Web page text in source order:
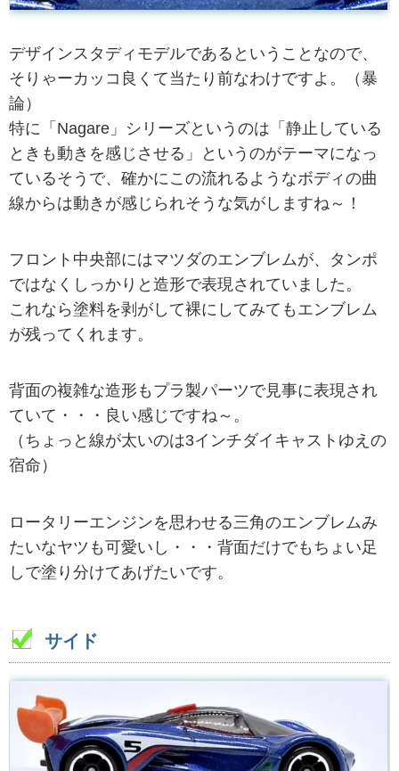
デザインスタディモデルであるということなので、
そりゃーカッコ良くて当たり前なわけですよ。（暴
論）
特に「Nagare」シリーズというのは「静止している
ときも動きを感じさせる」というのがテーマになっ
ているそうで、確かにこの流れるようなボディの曲
線からは動きが感じられそうな気がしますね～！
フロント中央部にはマツダのエンブレムが、タンポ
ではなくしっかりと造形で表現されていました。
これなら塗料を剥がして裸にしてみてもエンブレム
が残ってくれます。
背面の複雑な造形もプラ製パーツで見事に表現され
ていて・・・良い感じですね～。
（ちょっと線が太いのは3インチダイキャストゆえの
宿命）
ロータリーエンジンを思わせる三角のエンブレムみ
たいなヤツも可愛いし・・・背面だけでもちょい足
しで塗り分けてあげたいです。
サイド